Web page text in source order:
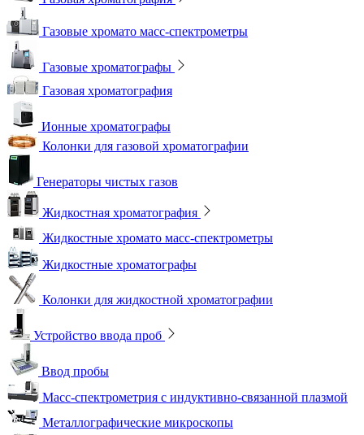
Газовые хромато масс-спектрометры
Газовые хроматографы
Газовая хроматография
Ионные хроматографы
Колонки для газовой хроматографии
Генераторы чистых газов
Жидкостная хроматография
Жидкостные хромато масс-спектрометры
Жидкостные хроматографы
Колонки для жидкостной хроматографии
Устройство ввода проб
Ввод пробы
Масс-спектрометрия с индуктивно-связанной плазмой
Металлографические микроскопы